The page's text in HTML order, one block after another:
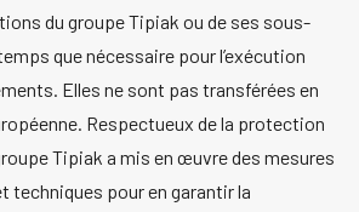
du groupe Tipiak ou de ses sous-
que nécessaire pour l’exécution
Elles ne sont pas transférées en
Respectueux de la protection
Tipiak a mis en œuvre des mesures
techniques pour en garantir la